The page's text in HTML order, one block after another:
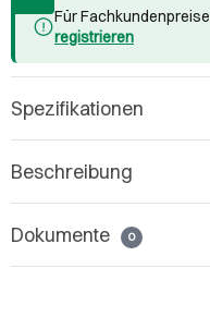
Für Fachkundenpreise
registrieren
Spezifikationen
Beschreibung
Dokumente 0